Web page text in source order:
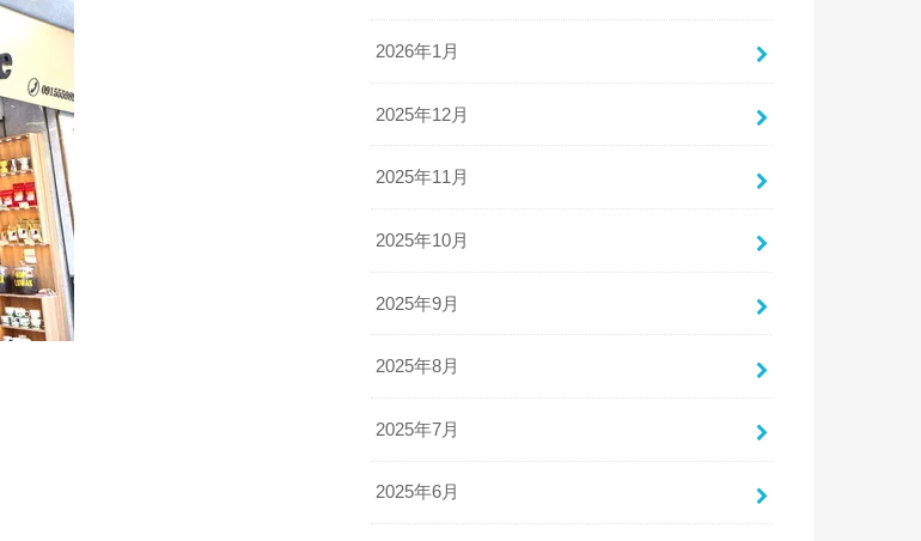
2026年1月
2025年12月
2025年11月
2025年10月
2025年9月
2025年8月
2025年7月
2025年6月